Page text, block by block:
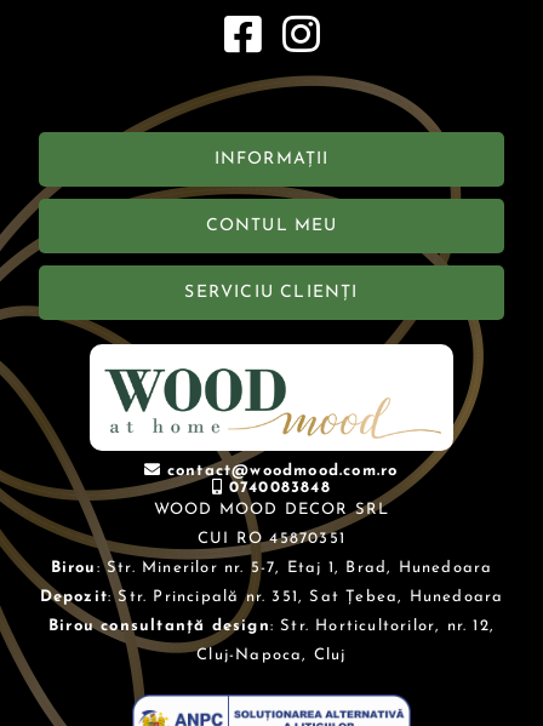
INFORMAȚII
CONTUL MEU
SERVICIU CLIENȚI
contact@woodmood.com.ro
0740083848
WOOD MOOD DECOR SRL
CUI RO 45870351
Birou : Str. Minerilor nr. 5-7, Etaj 1, Brad, Hunedoara
Depozit: Str. Principală nr. 351, Sat Țebea, Hunedoara
Birou consultanță design: Str. Horticultorilor, nr. 12,
Cluj-Napoca, Cluj